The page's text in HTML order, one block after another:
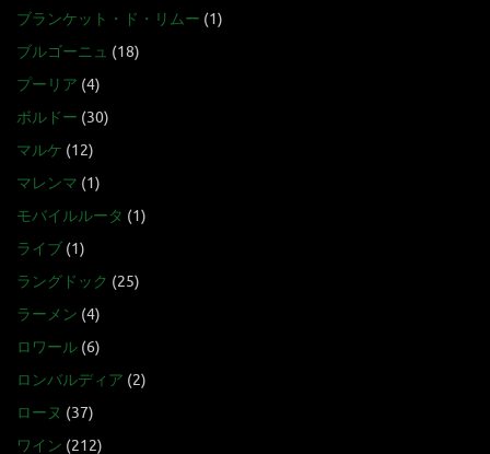
ブランケット・ド・リムー (1)
ブルゴーニュ (18)
プーリア (4)
ボルドー (30)
マルケ (12)
マレンマ (1)
モバイルルータ (1)
ライブ (1)
ラングドック (25)
ラーメン (4)
ロワール (6)
ロンバルディア (2)
ローヌ (37)
ワイン (212)